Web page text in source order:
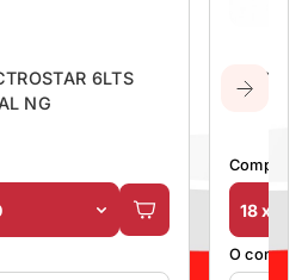
6LTS
NG
Comprá
18 x
O comprá